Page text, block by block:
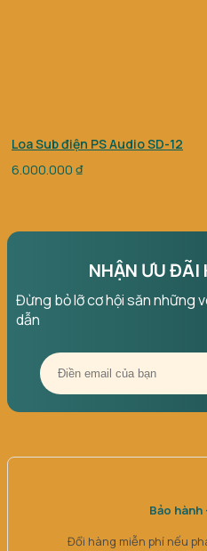
Loa Sub điện PS Audio SD-12
6.000.000 ₫
NHẬN ƯU ĐÃI
Đừng bỏ lỡ cơ hội săn những
dẫn
Bảo hành
Đổi hàng miễn phí nếu